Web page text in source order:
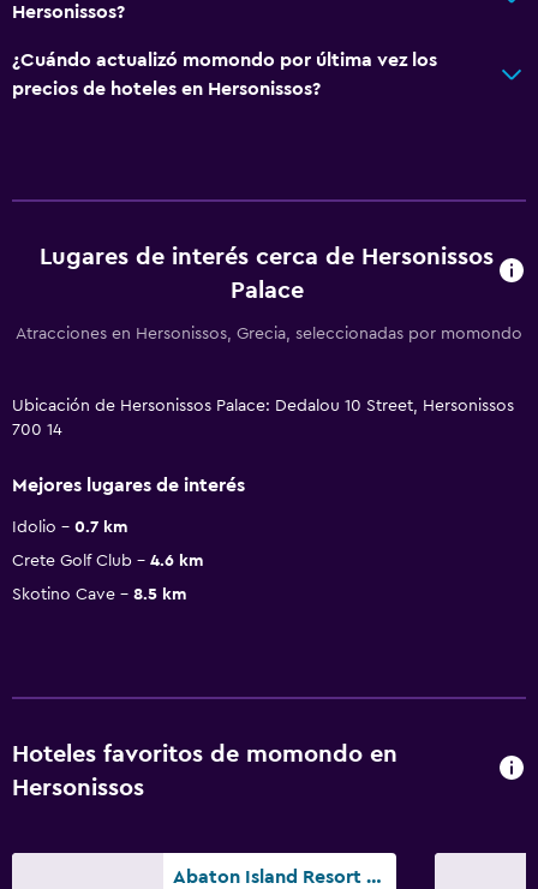
Hersonissos?
¿Cuándo actualizó momondo por última vez los
precios de hoteles en Hersonissos?
Lugares de interés cerca de Hersonissos
Palace
Atracciones en Hersonissos, Grecia, seleccionadas por momondo
Ubicación de Hersonissos Palace: Dedalou 10 Street, Hersonissos
700 14
Mejores lugares de interés
Idolio
0.7 km
Crete Golf Club
4.6 km
Skotino Cave
8.5 km
Hoteles favoritos de momondo en
Hersonissos
Abaton Island Resort & Spa